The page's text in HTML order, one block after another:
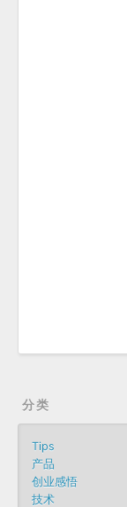
分类
Tips
产品
创业感悟
技术